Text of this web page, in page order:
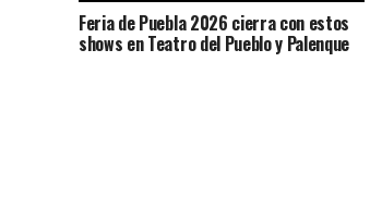
Feria de Puebla 2026 cierra con estos
shows en Teatro del Pueblo y Palenque